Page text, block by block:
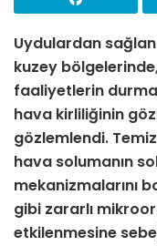
Uydulardan
kuzey bölgelerinde
faaliyetlerin
hava kirliliğinin
gözlemlendi.
hava solumanın
mekanizmalarını
gibi zararlı
etkilenmesine